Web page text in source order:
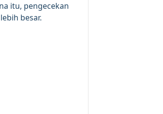
itu, pengecekan
besar.